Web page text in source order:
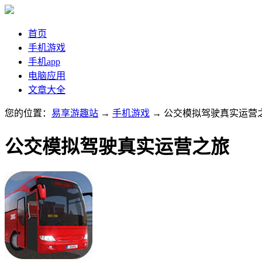
首页
手机游戏
手机app
电脑应用
文章大全
您的位置： 易享游趣站 → 手机游戏 → 公交模拟驾驶真实运营
公交模拟驾驶真实运营之旅